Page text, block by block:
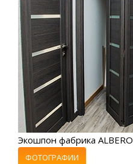
Экошпон фабрика ALBERO
ФОТОГРАФИИ